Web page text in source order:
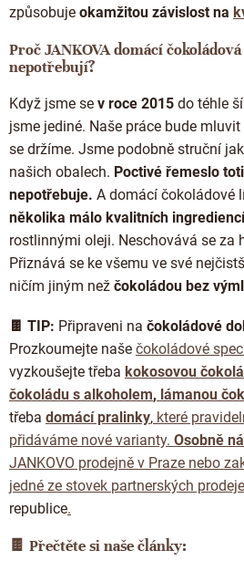
způsobuje okamžitou závislost na
Proč JANKOVA domácí
nepotřebují?
Když jsme se v roce 2015 do téhle
jsme jediné. Naše práce bude
se držíme. Jsme podobně struční
našich obalech. Poctivé řemeslo
nepotřebuje. A domácí čokoládové
několika málo kvalitních
rostlinnými oleji. Neschovává se za
Přiznává se ke všemu ve své
ničím jiným než čokoládou bez
🍫 TIP: Připraveni na čokoládové
Prozkoumejte naše čokoládové
vyzkoušejte třeba kokosovou
čokoládu s alkoholem, lámanou
třeba domácí pralinky, které
přidáváme nové varianty. Osobně
JANKOVO prodejně v Praze nebo
jedné ze stovek partnerských
republice.
🍫 Přečtěte si naše články: